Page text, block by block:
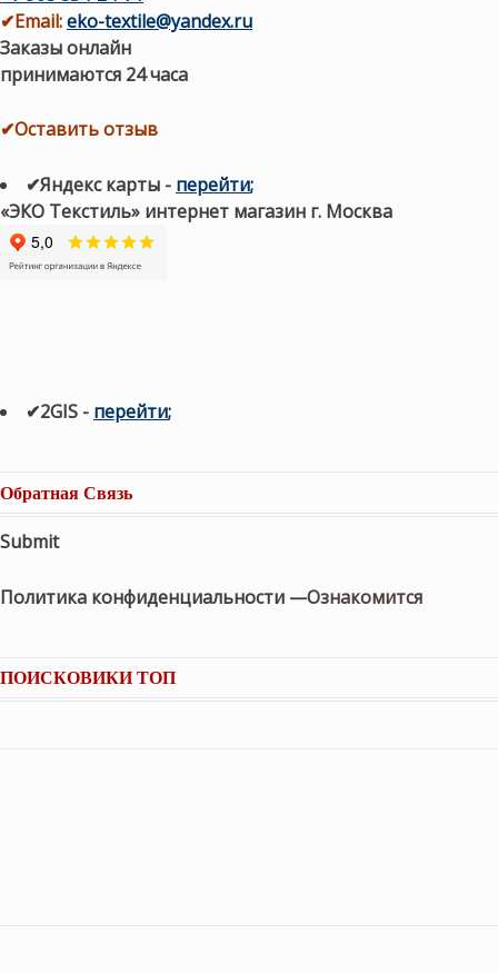
✔Email:eko-textile@yandex.ru
Заказы онлайн
принимаются 24 часа
✔Оставить отзыв
✔Яндекс карты - перейти;
«ЭКО Текстиль» интернет магазин г. Москва
✔2GIS - перейти;
Обратная Связь
Submit
Политика конфиденциальности —Ознакомится
ПОИСКОВИКИ ТОП